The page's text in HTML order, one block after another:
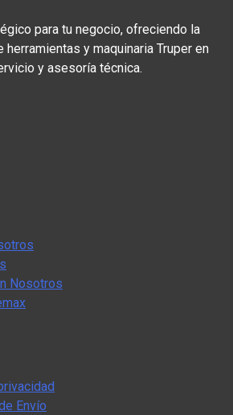
para tu negocio, ofreciendo la
y maquinaria Truper en
y asesoría técnica.
Nosotros
Envío